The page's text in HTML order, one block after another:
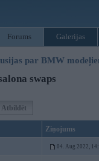
Forums Galerijas
par BMW
swaps
Atbildēt
Ziņojums
04. Aug 2022,